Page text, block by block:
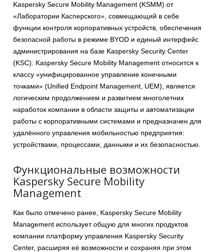
Kaspersky Secure Mobility Management (KSMM) от
«Лаборатории Касперского», совмещающий в себе
функции контроля корпоративных устройств, обеспечения
безопасной работы в режиме BYOD и единый интерфейс
администрирования на базе Kaspersky Security Center
(KSC). Kaspersky Secure Mobility Management относится к
классу «унифицированное управление конечными
точками» (Unified Endpoint Management, UEM), является
логическим продолжением и развитием многолетних
наработок компании в области защиты и автоматизации
работы с корпоративными системами и предназначен для
удалённого управления мобильностью предприятия:
устройствами, процессами, данными и их безопасностью.
Функциональные возможности
Kaspersky Secure Mobility
Management
Как было отмечено ранее, Kaspersky Secure Mobility
Management использует общую для многих продуктов
компании платформу управления Kaspersky Security
Center, расширяя её возможности и сохраняя при этом